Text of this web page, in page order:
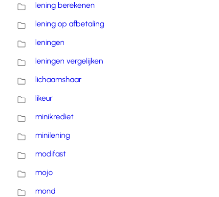
lening berekenen
lening op afbetaling
leningen
leningen vergelijken
lichaamshaar
likeur
minikrediet
minilening
modifast
mojo
mond